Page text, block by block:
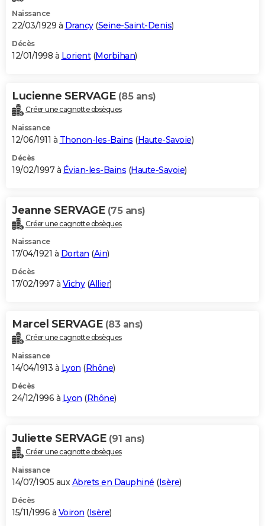
Naissance
22/03/1929 à Drancy(Seine-Saint-Denis)
Décès
12/01/1998 à Lorient(Morbihan)
Lucienne SERVAGE (85 ans)
Créer une cagnotte obsèques
Naissance
12/06/1911 à Thonon-les-Bains (Haute-Savoie)
Décès
19/02/1997 à Évian-les-Bains (Haute-Savoie)
Jeanne SERVAGE (75 ans)
Créer une cagnotte obsèques
Naissance
17/04/1921 à Dortan (Ain)
Décès
17/02/1997 à Vichy(Allier)
Marcel SERVAGE (83 ans)
Créer une cagnotte obsèques
Naissance
14/04/1913 à Lyon (Rhône)
Décès
24/12/1996 à Lyon (Rhône)
Juliette SERVAGE (91 ans)
Créer une cagnotte obsèques
Naissance
14/07/1905 auxAbrets en Dauphiné (Isère)
Décès
15/11/1996 à Voiron (Isère)